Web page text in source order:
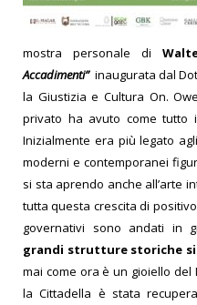
mostra personale di
Accadimenti”inaugurata dal
la Giustizia e Cultura On.
privato ha avuto come tutto
Inizialmente era più legato
moderni e contemporanei
si sta aprendo anche all’arte
tutta questa crescita di
governativi sono andati in
grandi strutture storiche
mai come ora è un gioiello
la Cittadella è stata